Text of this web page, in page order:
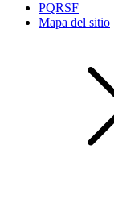
PQRSF
Mapa del sitio